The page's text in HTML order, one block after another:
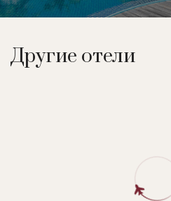
Другие отели